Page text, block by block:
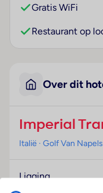
Gratis WiFi
Restaurant op
Over dit
Imperial
Italië · Golf Van Napels
Ligging
Gebouwd in het